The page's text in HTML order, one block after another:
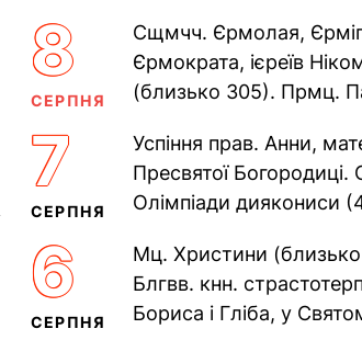
8
СЕРПНЯ
Сщмчч. Єрмолая,
Єрмократа, ієреїв
(близько 305). Прмц.
Печерського, в
7
СЕРПНЯ
Успіння прав. Анни,
Пресвятої
Олімпіади диякониси
Пам’ять V
6
СЕРПНЯ
Мц. Христини
Блгвв. кнн.
Бориса і Гліба, у